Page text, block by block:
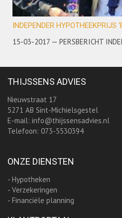
INDEPENDER HYPOTHEEKPRIJS
THIJSSENS ADVIES
Nieuwstraat 17
5271 AB Sint-Michielsgestel
E-mail: info@thijssensadvies.nl
Telefoon: 073-5530394
ONZE DIENSTEN
- Hypotheken
- Verzekeringen
- Financiële planning